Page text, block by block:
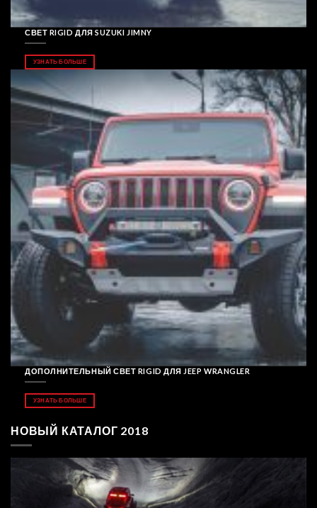
СВЕТ RIGID ДЛЯ SUZUKI JIMNY
УЗНАТЬ БОЛЬШЕ
ДОПОЛНИТЕЛЬНЫЙ СВЕТ RIGID ДЛЯ JEEP WRANGLER
УЗНАТЬ БОЛЬШЕ
НОВЫЙ КАТАЛОГ 2018